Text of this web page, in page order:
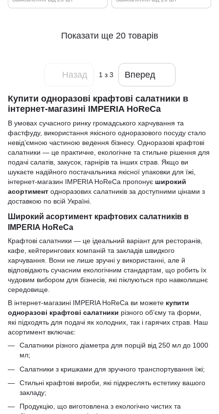
Показати ще 20 товарів
Назад 1 з 3 Вперед
Купити одноразові крафтові салатники в
інтернет-магазині IMPERIA HoReCa
В умовах сучасного ринку громадського харчування та
фастфуду, використання якісного одноразового посуду стало
невід’ємною частиною ведення бізнесу. Одноразові крафтові
салатники — це практичне, екологічне та стильне рішення для
подачі салатів, закусок, гарнірів та інших страв. Якщо ви
шукаєте надійного постачальника якісної упаковки для їжі,
інтернет-магазин IMPERIA HoReCa пропонує широкий
асортимент одноразових салатників за доступними цінами з
доставкою по всій Україні.
Широкий асортимент крафтових салатників в
IMPERIA HoReCa
Крафтові салатники — це ідеальний варіант для ресторанів,
кафе, кейтерингових компаній та закладів швидкого
харчування. Вони не лише зручні у використанні, але й
відповідають сучасним екологічним стандартам, що робить їх
чудовим вибором для бізнесів, які піклуються про навколишнє
середовище.
В інтернет-магазині IMPERIA HoReCa ви можете купити
одноразові крафтові салатники різного об’єму та форми,
які підходять для подачі як холодних, так і гарячих страв. Наш
асортимент включає:
Салатники різного діаметра для порцій від 250 мл до 1000
мл;
Салатники з кришками для зручного транспортування їжі;
Стильні крафтові вироби, які підкреслять естетику вашого
закладу;
Продукцію, що виготовлена з екологічно чистих та